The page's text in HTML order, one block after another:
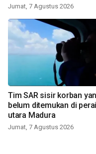
Jumat, 7 Agustus 2026
Tim SAR sisir korban
belum ditemukan di
utara Madura
Jumat, 7 Agustus 2026